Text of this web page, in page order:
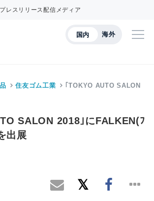
レスリリース配信メディア
国内 海外
住友ゴム工業 ｢TOKYO AUTO SALON
SALON 2018｣にFALKEN(ﾌ
出展